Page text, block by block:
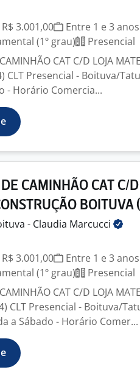
3.001,00
Entre 1 e 3 anos
(1º grau)
Presencial
CAT C/D LOJA
CLT Presencial - Boituva/
- Horário Comercia...
CAMINHÃO CAT C/
BOITUVA
- Claudia Marcucci
3.001,00
Entre 1 e 3 anos
(1º grau)
Presencial
CAT C/D LOJA
CLT Presencial - Boituva/
a Sábado - Horário Comer...